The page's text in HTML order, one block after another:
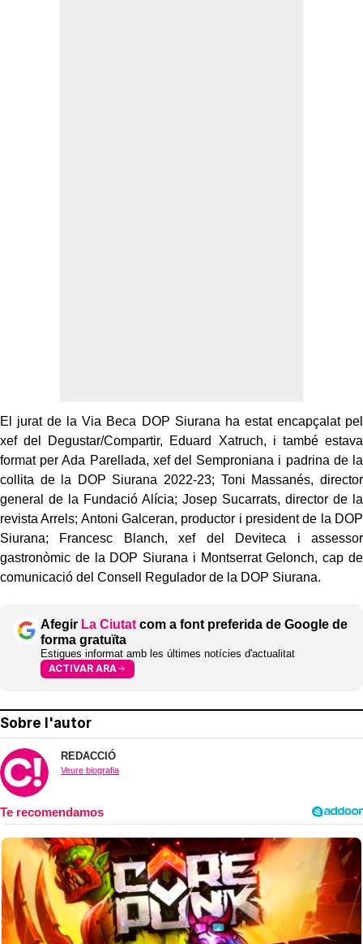
El jurat de la Via Beca DOP Siurana ha estat encapçalat pel
xef del Degustar/Compartir, Eduard Xatruch, i també estava
format per Ada Parellada, xef del Semproniana i padrina de la
collita de la DOP Siurana 2022-23; Toni Massanés, director
general de la Fundació Alícia; Josep Sucarrats, director de la
revista Arrels; Antoni Galceran, productor i president de la DOP
Siurana; Francesc Blanch, xef del Deviteca i assessor
gastronòmic de la DOP Siurana i Montserrat Gelonch, cap de
comunicació del Consell Regulador de la DOP Siurana.
Afegir La Ciutat com a font preferida de Google de
forma gratuïta
Estigues informat amb les últimes notícies d'actualitat
ACTIVAR ARA
Sobre l'autor
REDACCIÓ
Veure biografia